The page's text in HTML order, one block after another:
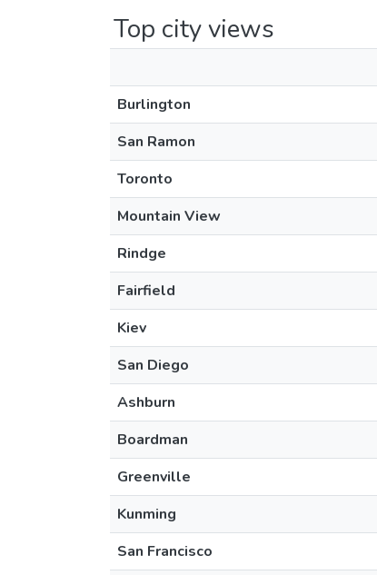
Top city views
Burlington
San Ramon
Toronto
Mountain View
Rindge
Fairfield
Kiev
San Diego
Ashburn
Boardman
Greenville
Kunming
San Francisco